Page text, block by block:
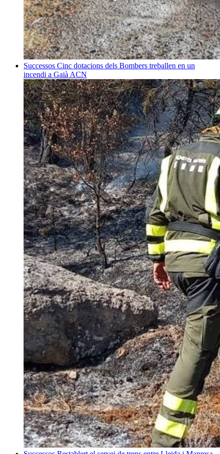
Successos Cinc dotacions dels Bombers treballen en un
incendi a Gaià ACN